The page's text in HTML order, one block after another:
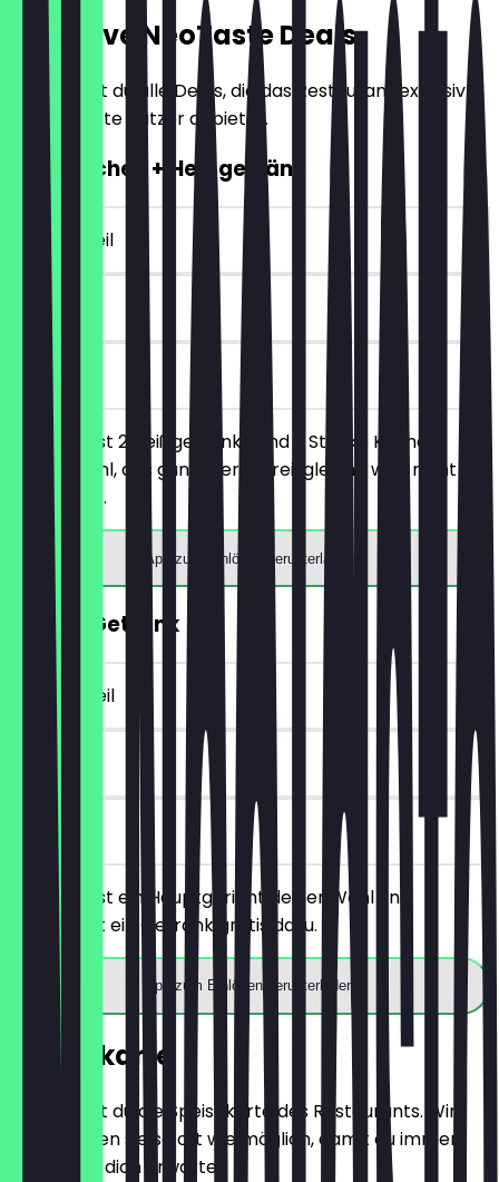
Exklusive NeoTaste Deals
Hier findest du alle Deals, die das Restaurant exklusiv
für NeoTaste Nutzer anbietet.
2für1 Kuchen + Heißgetränk
~8 € Vorteil
90 Tage
vor Ort
Du bestellst 2 Heißgetränke und 2 Stücke Kuchen
deiner Wahl, das günstigere/preisgleiche wird nicht
berechnet.
App zum Einlösen herunterladen
GRATIS Getränk
~4 € Vorteil
30 Tage
vor Ort
Du bestellst ein Hauptgericht deiner Wahl und
bekommst ein Getränk gratis dazu.
App zum Einlösen herunterladen
Speisekarte
Hier findest du die Speisekarte des Restaurants. Wir
aktualisieren sie so oft wie möglich, damit du immer
weißt, was dich erwartet.